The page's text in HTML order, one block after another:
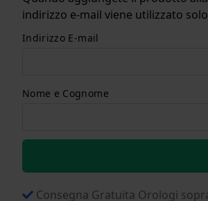
indirizzo e-mail viene utilizzato
Indirizzo E-mail
Nome e Cognome
Consegna Gratuita Orologi